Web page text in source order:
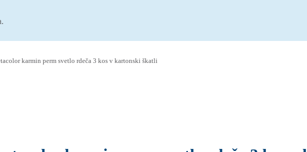
karmin perm svetlo rdeča 3 kos v kartonski škatli